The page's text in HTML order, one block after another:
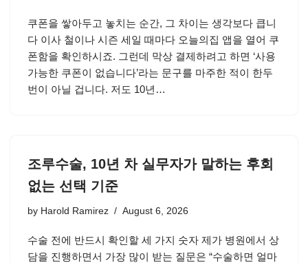
쿠폰을 쌓아두고 놓치는 순간, 그 차이는 생각보다 큽니
다 이사 철이나 시즌 세일 때마다 오늘의집 앱을 열어 쿠
폰함을 확인하시죠. 그런데 막상 결제하려고 하면 ‘사용
가능한 쿠폰이 없습니다’라는 문구를 마주한 적이 한두
번이 아닐 겁니다. 저도 10년…
조루수술, 10년 차 실무자가 말하는 후회
없는 선택 기준
by Harold Ramirez August 6, 2026
수술 전에 반드시 확인할 세 가지 숫자 제가 병원에서 상
담을 진행하면서 가장 많이 받는 질문은 “수술하면 얼마